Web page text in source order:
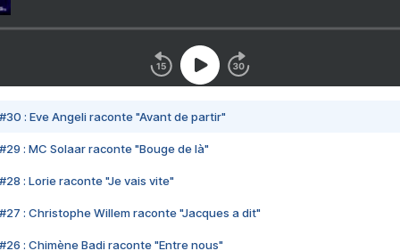
#30 : Eve Angeli raconte "Avant de partir"
#29 : MC Solaar raconte "Bouge de là"
#28 : Lorie raconte "Je vais vite"
#27 : Christophe Willem raconte "Jacques a dit"
#26 : Chimène Badi raconte "Entre nous"